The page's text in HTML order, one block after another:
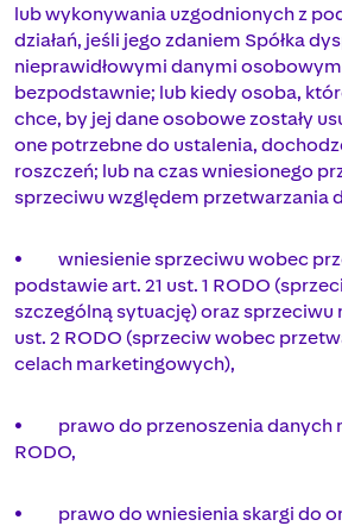
lub wykonywania uzgodnionych z
działań, jeśli jego zdaniem Spółka
nieprawidłowymi danymi
bezpodstawnie; lub kiedy osoba,
chce, by jej dane osobowe zostały
one potrzebne do ustalenia,
roszczeń; lub na czas wniesionego
sprzeciwu względem przetwarzania
• wniesienie sprzeciwu wobec
podstawie art. 21 ust. 1 RODO
szczególną sytuację) oraz sprzeciwu
ust. 2 RODO (sprzeciw wobec
celach marketingowych),
• prawo do przenoszenia danych
RODO,
• prawo do wniesienia skargi do